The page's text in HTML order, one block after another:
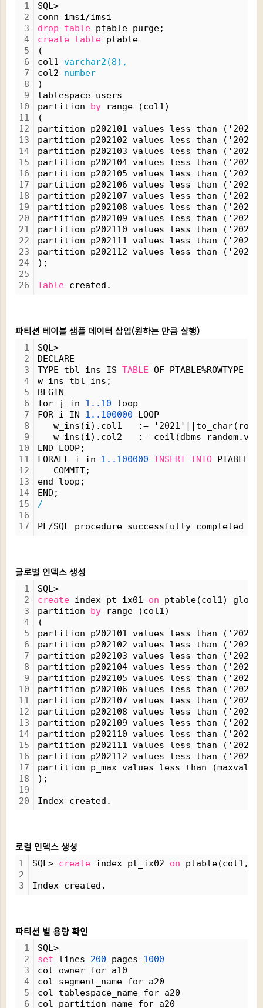
1
2
3
4
5
6
7
8
9
10
11
12
13
14
15
16
17
18
19
20
21
22
23
24
25
26
SQL>
conn imsi/imsi
drop
table ptable purge;
create table ptable
(
col1 varchar2(8),
col2 number
)
tablespace users
partition by range (col1)
(
partition p202101 values less than
partition p202102 values less than
partition p202103 values less than
partition p202104 values less than
partition p202105 values less than
partition p202106 values less than
partition p202107 values less than
partition p202108 values less than
partition p202109 values less than
partition p202110 values less than
partition p202111 values less than
partition p202112 values less than
);
Table created.
파티션 테이블 샘플 데이터 삽입(원하는 만큼 실행)
1
2
3
4
5
6
7
8
9
10
11
12
13
14
15
16
17
SQL>
DECLARE
TYPE tbl_ins IS TABLE OF PTABLE%ROWTYPE
w_ins tbl_ins;
BEGIN
for j in 1..10 loop
FOR i IN 1..100000 LOOP
w_ins(i).col1   :=
w_ins(i).col2   :=
END LOOP;
FORALL i in 1..100000 INSERT INTO PTABLE
COMMIT;
end loop;
END;
/
PL/SQL procedure successfully completed
글로벌 인덱스 생성
1
2
3
4
5
6
7
8
9
10
11
12
13
14
15
16
17
18
19
20
SQL>
create index pt_ix01 on ptable(col1)
partition by range (col1)
(
partition p202101 values less than
partition p202102 values less than
partition p202103 values less than
partition p202104 values less than
partition p202105 values less than
partition p202106 values less than
partition p202107 values less than
partition p202108 values less than
partition p202109 values less than
partition p202110 values less than
partition p202111 values less than
partition p202112 values less than
partition p_max values less than
);
Index created.
로컬 인덱스 생성
1
2
3
SQL> create index pt_ix02 on ptable(col1,
Index created.
파티션 별 용량 확인
1
2
3
4
5
6
SQL>
set lines 200 pages 1000
col owner for a10
col segment_name for a20
col tablespace_name for a20
col partition_name for a20